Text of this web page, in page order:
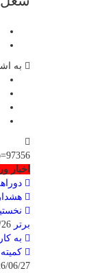
به
اخبار
برتر
به
06/27